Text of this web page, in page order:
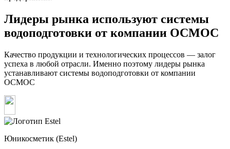
Лидеры рынка используют системы
водоподготовки от компании ОСМОС
Качество продукции и технологических процессов — залог
успеха в любой отрасли. Именно поэтому лидеры рынка
устанавливают системы водоподготовки от компании
ОСМОС
Юникосметик (Estel)